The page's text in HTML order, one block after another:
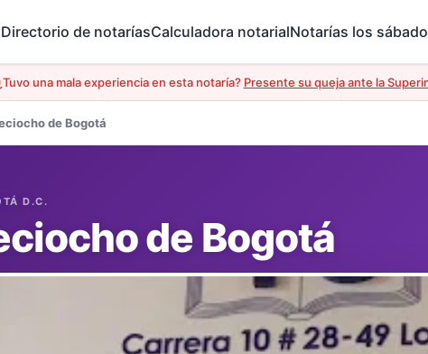
Directorio de notaríasCalculadora notarialNotarías los
una mala experiencia en esta notaría? Presente su queja ante la
de Bogotá
de Bogotá